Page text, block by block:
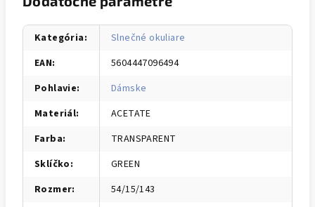
Kategória:
Slnečné okuliare
EAN:
5604447096494
Pohlavie:
Dámske
Materiál:
ACETATE
Farba:
TRANSPARENT
Sklíčko:
GREEN
Rozmer: 54/15/143